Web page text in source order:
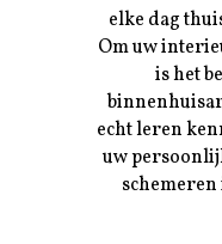
elke dag
Om uw
is het
echt leren
uw